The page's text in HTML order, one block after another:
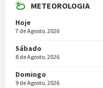
METEOROLOGIA
Hoje
7 de Agosto, 2026
Sábado
8 de Agosto, 2026
Domingo
9 de Agosto, 2026